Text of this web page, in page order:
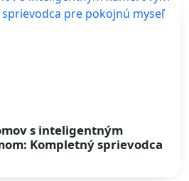
s inteligentným
Kompletný sprievodca